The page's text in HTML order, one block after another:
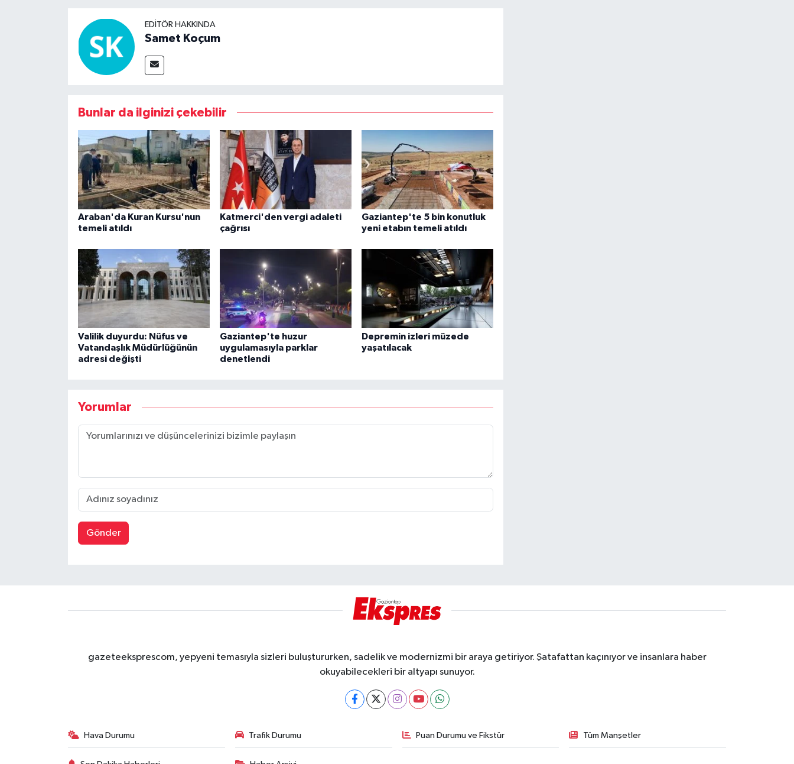
EDITÖR HAKKINDA
Samet Koçum
Bunlar da ilginizi çekebilir
Araban'da Kuran Kursu'nun
temeli atıldı
Katmerci'den vergi adaleti
çağrısı
Gaziantep'te 5 bin konutluk
yeni etabın temeli atıldı
Valilik duyurdu: Nüfus ve
Vatandaşlık Müdürlüğünün
adresi değişti
Gaziantep'te huzur
uygulamasıyla parklar
denetlendi
Depremin izleri müzede
yaşatılacak
Yorumlar
Gönder
gazeteeksprescom, yepyeni temasıyla sizleri buluştururken, sadelik ve modernizmi bir araya getiriyor. Şatafattan kaçınıyor ve insanlara haber
okuyabilecekleri bir altyapı sunuyor.
Hava Durumu Trafik Durumu Puan Durumu ve Fikstür Tüm Manşetler